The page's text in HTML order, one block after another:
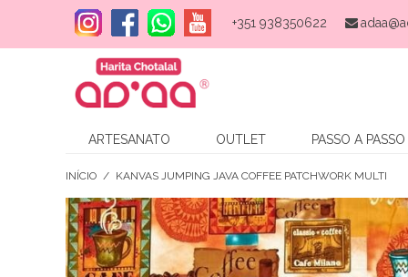
+351 938350622
ARTESANATO OUTLET PASSO A PASSO
INÍCIO / KANVAS JUMPING JAVA COFFEE PATCHWORK MULTI